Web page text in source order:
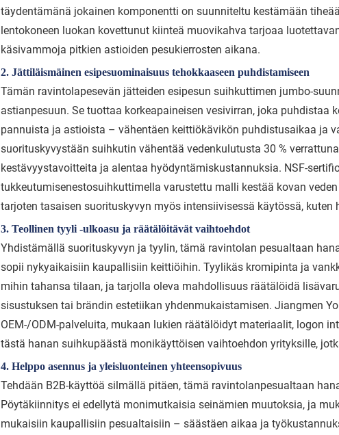
täydentämänä jokainen komponentti on suunniteltu kestämään
lentokoneen luokan kovettunut kiinteä muovikahva tarjoaa
käsivammoja pitkien astioiden pesukierrosten aikana.
2. Jättiläismäinen esipesuominaisuus tehokkaaseen puhdistamiseen
Tämän ravintolapesevän jätteiden esipesun suihkuttimen jumbo-
astianpesuun. Se tuottaa korkeapaineisen vesivirran, joka puhdistaa
pannuista ja astioista – vähentäen keittiökävikön puhdistusaikaa ja
suorituskyvystään suihkutin vähentää vedenkulutusta 30 %
kestävyystavoitteita ja alentaa hyödyntämiskustannuksia. NSF-
tukkeutumisenestosuihkuttimella varustettu malli kestää kovan
tarjoten tasaisen suorituskyvyn myös intensiivisessä käytössä, kuten
3. Teollinen tyyli -ulkoasu ja räätälöitävät vaihtoehdot
Yhdistämällä suorituskyvyn ja tyylin, tämä ravintolan pesualtaan
sopii nykyaikaisiin kaupallisiin keittiöihin. Tyylikäs kromipinta ja
mihin tahansa tilaan, ja tarjolla oleva mahdollisuus räätälöidä
sisustuksen tai brändin estetiikan yhdenmukaistamisen. Jiangmen
OEM-/ODM-palveluita, mukaan lukien räätälöidyt materiaalit, logon
tästä hanan suihkupäästä monikäyttöisen vaihtoehdon yrityksille,
4. Helppo asennus ja yleisluonteinen yhteensopivuus
Tehdään B2B-käyttöä silmällä pitäen, tämä ravintolanpesualtaan
Pöytäkiinnitys ei edellytä monimutkaisia seinämien muutoksia, ja
mukaisiin kaupallisiin pesualtaisiin – säästäen aikaa ja